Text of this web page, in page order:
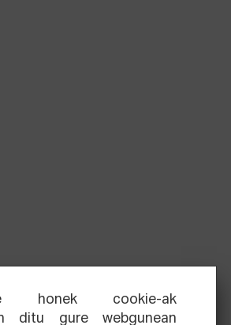
honek cookie-ak
ditu gure webgunean